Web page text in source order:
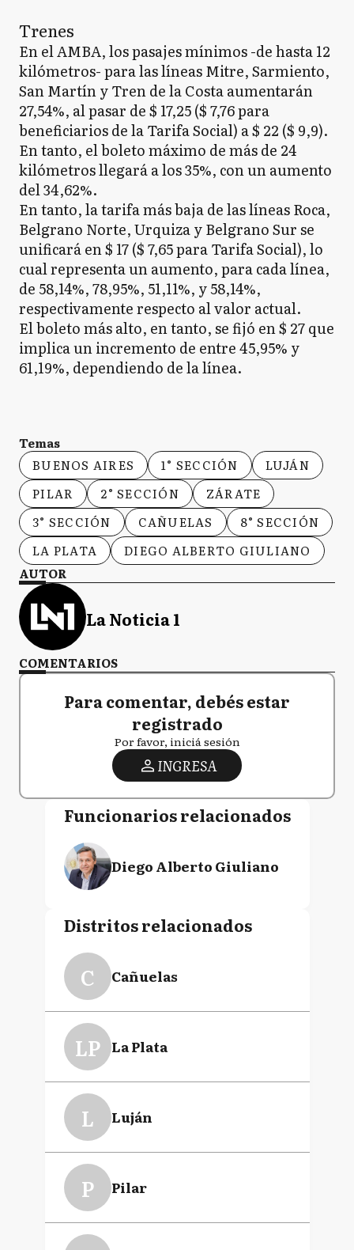
Trenes
En el AMBA, los pasajes mínimos -de hasta 12
kilómetros- para las líneas Mitre, Sarmiento,
San Martín y Tren de la Costa aumentarán
27,54%, al pasar de $ 17,25 ($ 7,76 para
beneficiarios de la Tarifa Social) a $ 22 ($ 9,9).
En tanto, el boleto máximo de más de 24
kilómetros llegará a los 35%, con un aumento
del 34,62%.
En tanto, la tarifa más baja de las líneas Roca,
Belgrano Norte, Urquiza y Belgrano Sur se
unificará en $ 17 ($ 7,65 para Tarifa Social), lo
cual representa un aumento, para cada línea,
de 58,14%, 78,95%, 51,11%, y 58,14%,
respectivamente respecto al valor actual.
El boleto más alto, en tanto, se fijó en $ 27 que
implica un incremento de entre 45,95% y
61,19%, dependiendo de la línea.
Temas
BUENOS AIRES
1° SECCIÓN
LUJÁN
PILAR
2° SECCIÓN
ZÁRATE
3° SECCIÓN
CAÑUELAS
8° SECCIÓN
LA PLATA
DIEGO ALBERTO GIULIANO
AUTOR
La Noticia 1
COMENTARIOS
Para comentar, debés estar
registrado
Por favor, iniciá sesión
INGRESA
Funcionarios relacionados
Diego Alberto Giuliano
Distritos relacionados
C Cañuelas
LP La Plata
L Luján
P Pilar